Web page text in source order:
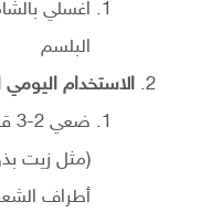
اغسلي
البلسم
الاستخدام
(مثل زيت
أطراف